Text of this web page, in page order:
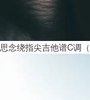
思念绕指尖吉他谱C调